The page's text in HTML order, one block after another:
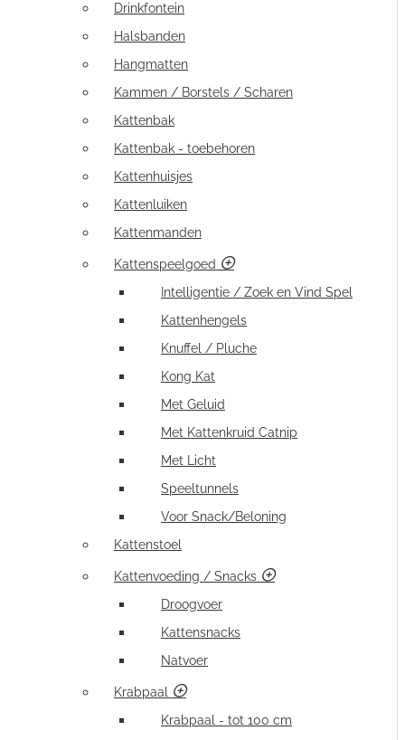
Drinkfontein
Halsbanden
Hangmatten
Kammen / Borstels / Scharen
Kattenbak
Kattenbak - toebehoren
Kattenhuisjes
Kattenluiken
Kattenmanden
Kattenspeelgoed
Intelligentie / Zoek en Vind Spel
Kattenhengels
Knuffel / Pluche
Kong Kat
Met Geluid
Met Kattenkruid Catnip
Met Licht
Speeltunnels
Voor Snack/Beloning
Kattenstoel
Kattenvoeding / Snacks
Droogvoer
Kattensnacks
Natvoer
Krabpaal
Krabpaal - tot 100 cm